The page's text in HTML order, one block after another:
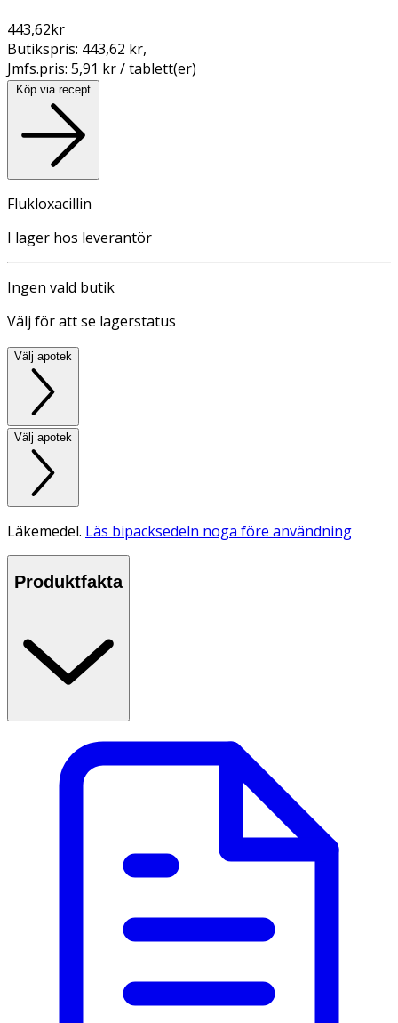
443,62kr
Butikspris: 443,62 kr,
Jmfs.pris: 5,91 kr / tablett(er)
Köp via recept
Flukloxacillin
I lager hos leverantör
Ingen vald butik
Välj för att se lagerstatus
Välj apotek
Välj apotek
Läkemedel. Läs bipacksedeln noga före användning
Produktfakta